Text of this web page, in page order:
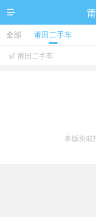

全部 莆田二手车
 莆田二手车
本版块或